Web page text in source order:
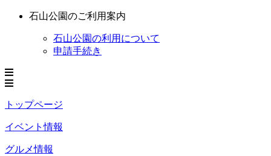
石山公園のご利用案内
石山公園の利用について
申請手続き
トップページ
イベント情報
グルメ情報